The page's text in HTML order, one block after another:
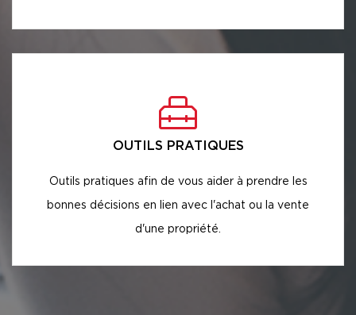
OUTILS PRATIQUES
Outils pratiques afin de vous aider à prendre les
bonnes décisions en lien avec l'achat ou la vente
d'une propriété.